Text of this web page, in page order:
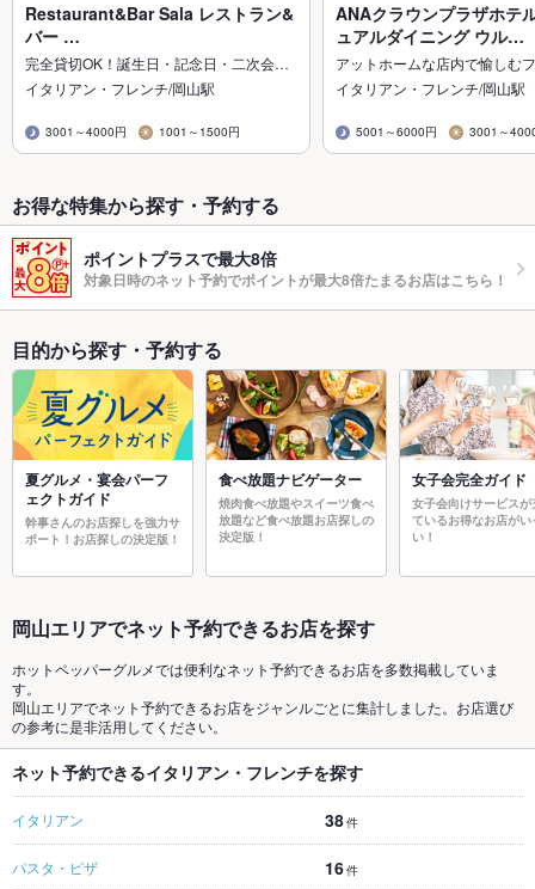
Restaurant&Bar Sala レストラン&
バー …
完全貸切OK！誕生日・記念日・二次会…
イタリアン・フレンチ/岡山駅
3001～4000円 1001～1500円
ANAクラウンプラザホテ
ュアルダイニング ウル…
アットホームな店内で愉しむ
イタリアン・フレンチ/岡山駅
5001～6000円 3001～
お得な特集から探す・予約する
ポイントプラスで最大8倍
対象日時のネット予約でポイントが最大8倍たまるお店はこちら！
目的から探す・予約する
夏グルメ・宴会パーフ
ェクトガイド
幹事さんのお店探しを強力サ
ポート！お店探しの決定版！
食べ放題ナビゲーター
焼肉食べ放題やスイーツ食べ
放題など食べ放題お店探しの
決定版！
女子会完全ガイド
女子会向けサービスが
ているお得なお店がい
い！
岡山エリアでネット予約できるお店を探す
ホットペッパーグルメでは便利なネット予約できるお店を多数掲載していま
す。
岡山エリアでネット予約できるお店をジャンルごとに集計しました。お店選び
の参考に是非活用してください。
ネット予約できるイタリアン・フレンチを探す
イタリアン 38件
パスタ・ピザ 16件